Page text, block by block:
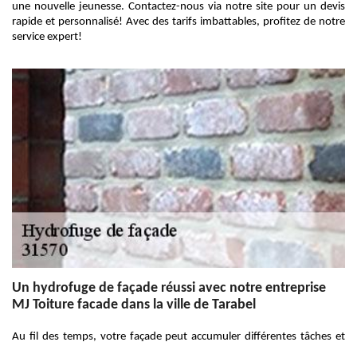
une nouvelle jeunesse. Contactez-nous via notre site pour un devis
rapide et personnalisé! Avec des tarifs imbattables, profitez de notre
service expert!
Un hydrofuge de façade réussi avec notre entreprise
MJ Toiture facade dans la ville de Tarabel
Au fil des temps, votre façade peut accumuler différentes tâches et